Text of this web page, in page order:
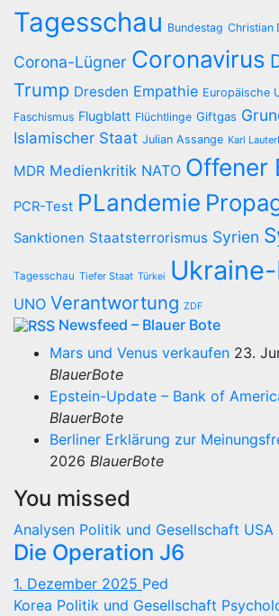
Tagesschau Bundestag Christian
Corona-Lügner Coronavirus
Trump Dresden Empathie Europäische
Faschismus Flugblatt Flüchtlinge Giftgas
Islamischer Staat Julian Assange Karl
MDR Medienkritik NATO Offener
PCR-Test PLandemie
Sanktionen Staatsterrorismus Syrien
Tagesschau Tiefer Staat Türkei
UNO Verantwortung ZDF
Newsfeed – Blauer Bote
Mars und Venus verkaufen 23.
BlauerBote
Epstein-Update – Bank of
BlauerBote
Berliner Erklärung zur
2026 BlauerBote
You missed
Analysen Politik und Gesellschaft USA
Die Operation J6
1. Dezember 2025 Ped
Korea Politik und Gesellschaft